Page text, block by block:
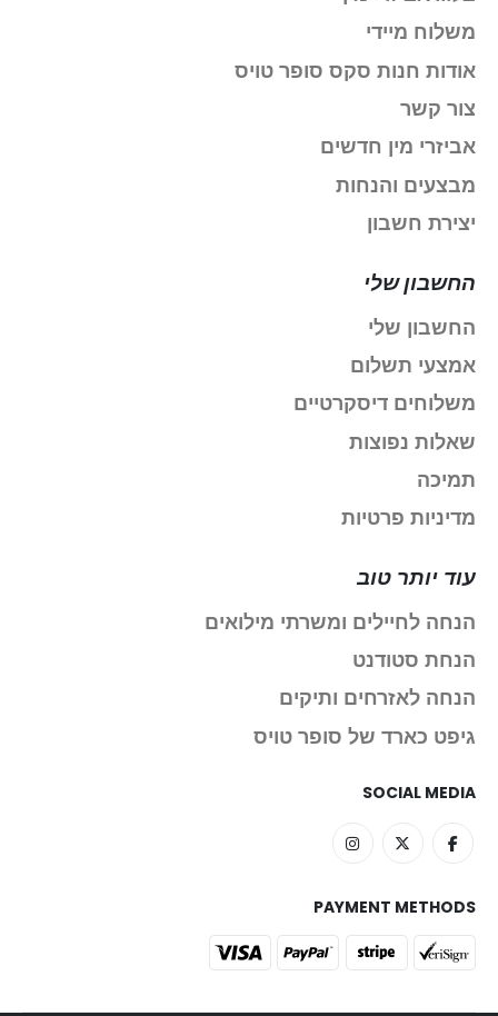
משלוח מיידי
אודות חנות סקס סופר טויס
צור קשר
אביזרי מין חדשים
מבצעים והנחות
יצירת חשבון
החשבון שלי
החשבון שלי
אמצעי תשלום
משלוחים דיסקרטיים
שאלות נפוצות
תמיכה
מדיניות פרטיות
עוד יותר טוב
הנחה לחיילים ומשרתי מילואים
הנחת סטודנט
הנחה לאזרחים ותיקים
גיפט כארד של סופר טויס
SOCIAL MEDIA
PAYMENT METHODS